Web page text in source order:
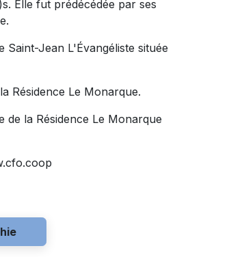
Elle fut prédécédée par ses
Jean L'Évangéliste située
Résidence Le Monarque.
la Résidence Le Monarque